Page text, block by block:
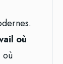
où
où